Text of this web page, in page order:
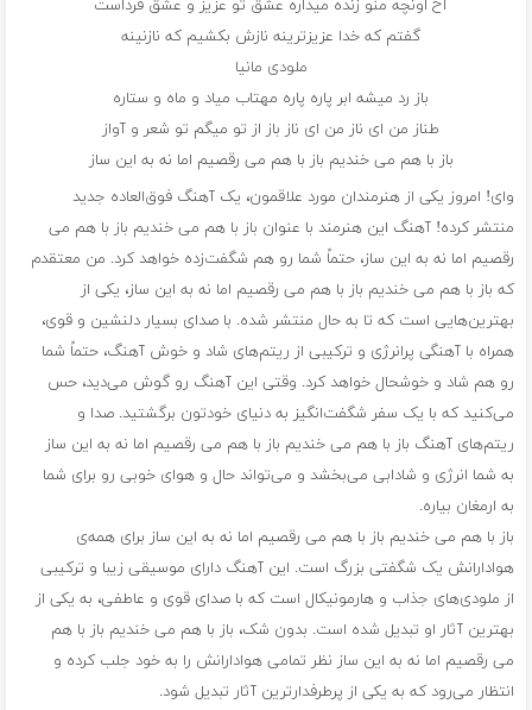
آخ اونچه منو زنده میذاره عشق تو عزیز و عشق فرداست
گفتم که خدا عزیزترینه نازش بکشیم که نازنینه
ملودی مانیا
باز رد میشه ابر پاره پاره مهتاب میاد و ماه و ستاره
طناز من ای ناز من ای ناز باز از تو میگم تو شعر و آواز
باز با هم می خندیم باز با هم می رقصیم اما نه به این ساز
وای! امروز یکی از هنرمندان مورد علاقمون، یک آهنگ فوق‌العاده جدید
منتشر کرده! آهنگ این هنرمند با عنوان باز با هم می خندیم باز با هم می
رقصیم اما نه به این ساز، حتماً شما رو هم شگفت‌زده خواهد کرد. من معتقدم
که باز با هم می خندیم باز با هم می رقصیم اما نه به این ساز، یکی از
بهترین‌هایی است که تا به حال منتشر شده. با صدای بسیار دلنشین و قوی،
همراه با آهنگی پرانرژی و ترکیبی از ریتم‌های شاد و خوش‌ آهنگ، حتماً شما
رو هم شاد و خوشحال خواهد کرد. وقتی این آهنگ رو گوش می‌دید، حس
می‌کنید که با یک سفر شگفت‌انگیز به دنیای خودتون برگشتید. صدا و
ریتم‌های آهنگ باز با هم می خندیم باز با هم می رقصیم اما نه به این ساز
به شما انرژی و شادابی می‌بخشد و می‌تواند حال و هوای خوبی رو برای شما
به ارمغان بیاره.
باز با هم می خندیم باز با هم می رقصیم اما نه به این ساز برای همه‌ی
هوادارانش یک شگفتی بزرگ است. این آهنگ دارای موسیقی زیبا و ترکیبی
از ملودی‌های جذاب و هارمونیکال است که با صدای قوی و عاطفی، به یکی از
بهترین آثار او تبدیل شده است. بدون شک، باز با هم می خندیم باز با هم
می رقصیم اما نه به این ساز نظر تمامی هوادارانش را به خود جلب کرده و
انتظار می‌رود که به یکی از پرطرفدارترین آثار تبدیل شود.